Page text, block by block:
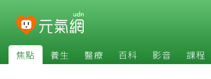
焦點 養生 醫療 百科 影音 課程